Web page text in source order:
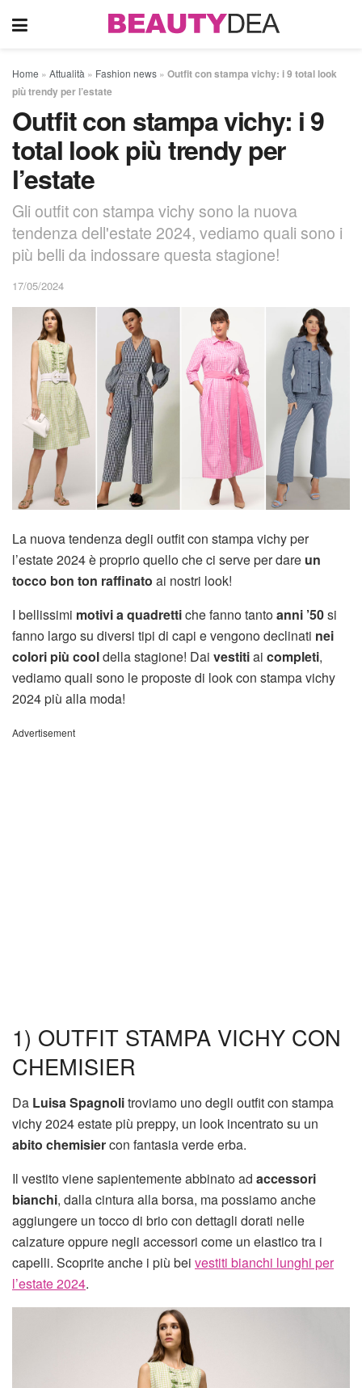
Home » Attualità » Fashion news » Outfit con stampa vichy: i 9 total look
più trendy per l’estate
Outfit con stampa vichy: i 9
total look più trendy per
l’estate
Gli outfit con stampa vichy sono la nuova
tendenza dell'estate 2024, vediamo quali sono i
più belli da indossare questa stagione!
17/05/2024
La nuova tendenza degli outfit con stampa vichy per
l’estate 2024 è proprio quello che ci serve per dare un
tocco bon ton raffinato ai nostri look!
I bellissimi motivi a quadrettiche fanno tantoanni ’50si
fanno largo su diversi tipi di capi e vengono declinati nei
colori più cooldella stagione! Dai vestitiai completi,
vediamo quali sono le proposte di look con stampa vichy
2024 più alla moda!
Advertisement
1) OUTFIT STAMPA VICHY CON
CHEMISIER
Da Luisa Spagnolitroviamo uno degli outfit con stampa
vichy 2024 estate più preppy, un look incentrato su un
abito chemisiercon fantasia verde erba.
Il vestito viene sapientemente abbinato ad accessori
bianchi, dalla cintura alla borsa, ma possiamo anche
aggiungere un tocco di brio con dettagli dorati nelle
calzature oppure negli accessori come un elastico tra i
capelli. Scoprite anche i più bei vestiti bianchi lunghi per
l’estate 2024.